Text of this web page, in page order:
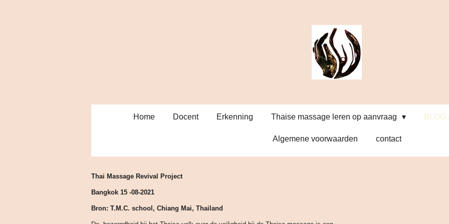
Home Docent Erkenning Thaise massage leren op aanvraag
Algemene voorwaarden contact
Thai Massage Revival Project
Bangkok 15 -08-2021
Bron: T.M.C. school, Chiang Mai, Thailand